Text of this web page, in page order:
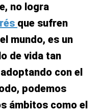
no logra
que sufren
mundo, es un
de vida tan
con el
podemos
ámbitos como el